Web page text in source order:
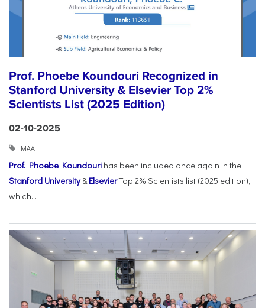
Prof. Phoebe Koundouri Recognized in
Stanford University & Elsevier Top 2%
Scientists List (2025 Edition)
02-10-2025
ΜΑΑ
Prof. Phoebe Koundouri has been included once again in the
Stanford University&ElsevierTop 2% Scientists list (2025 edition),
which...